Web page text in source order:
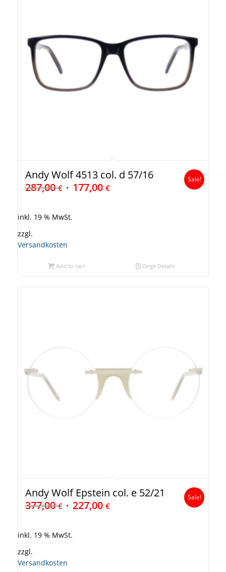
Andy Wolf 4513 col. d 57/16
287,00€ 177,00 €
Sale!
inkl. 19 % MwSt.
zzgl.
Versandkosten
Add to cart Zeige Details
Andy Wolf Epstein col. e 52/21
377,00€ 227,00 €
Sale!
inkl. 19 % MwSt.
zzgl.
Versandkosten